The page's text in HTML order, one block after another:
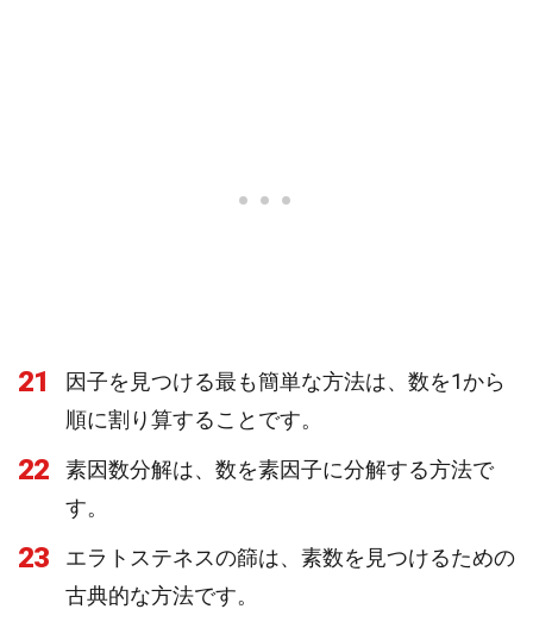
21
因子を見つける最も簡単な方法は、数を1から
順に割り算することです。
22
素因数分解は、数を素因子に分解する方法で
す。
23
エラトステネスの篩は、素数を見つけるための
古典的な方法です。